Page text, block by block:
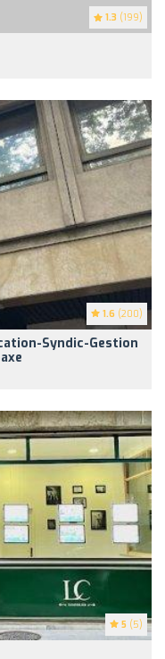
1.3 (199)
1.6 (200)
Syndic-Gestion
5 (5)